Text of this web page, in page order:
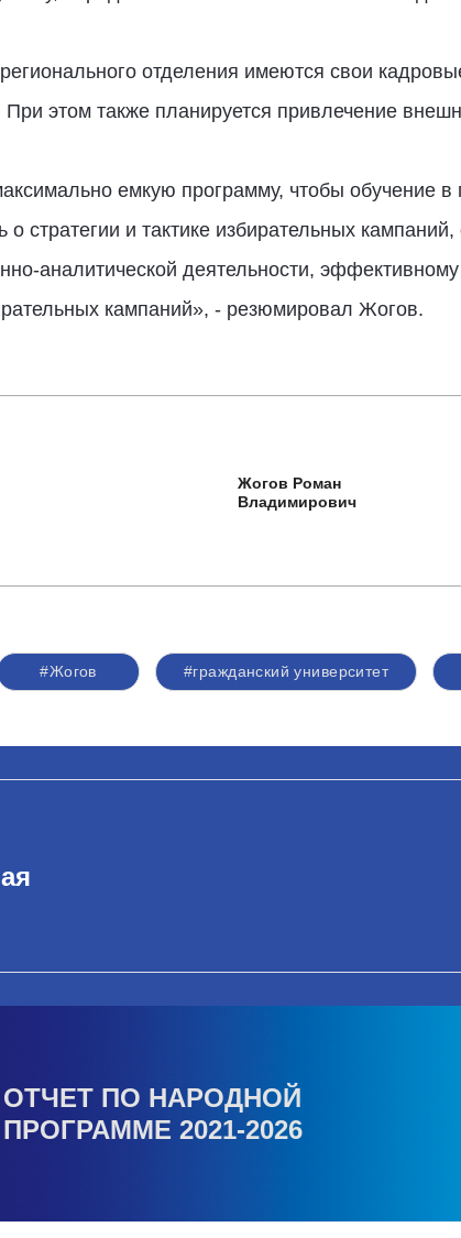
отделения имеются свои
этом также планируется привлечение
емкую программу, чтобы обучение
стратегии и тактике избирательных
аналитической деятельности,
кампаний», - резюмировал Жогов.
Жогов Роман
Владимирович
#Жогов #гражданский университет
ОТЧЕТ ПО НАРОДНОЙ
ПРОГРАММЕ 2021-2026